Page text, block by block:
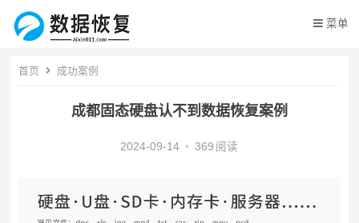
菜单
首页 成功案例
成都固态硬盘认不到数据恢复案例
2024-09-14 • 369 阅读